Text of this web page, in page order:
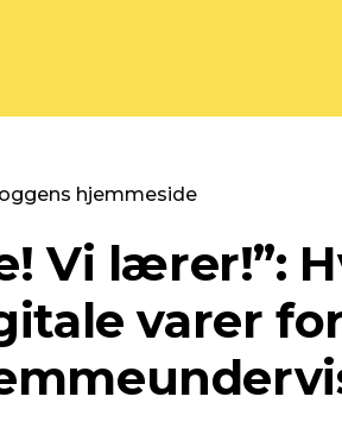
hjemmeside
Vi lærer!”:
varer